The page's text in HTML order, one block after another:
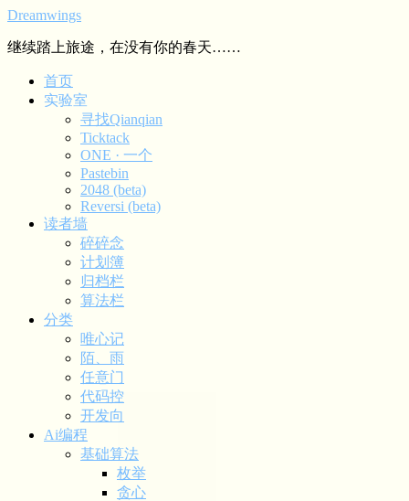
Dreamwings
继续踏上旅途，在没有你的春天……
首页
实验室
寻找Qianqian
Ticktack
ONE · 一个
Pastebin
2048 (beta)
Reversi (beta)
读者墙
碎碎念
计划簿
归档栏
算法栏
分类
唯心记
陌、雨
任意门
代码控
开发向
Ai编程
基础算法
枚举
贪心